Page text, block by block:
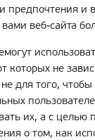
предпочтения и
вами веб-сайта
которых не
для того, чтобы
их, а с целью
о том, как